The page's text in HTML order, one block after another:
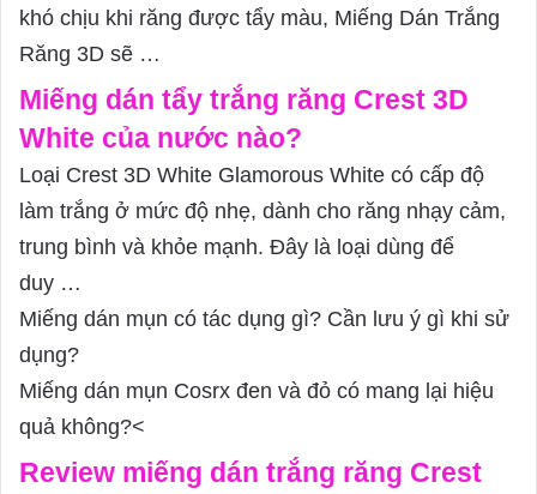
khó chịu khi răng được tẩy màu, Miếng Dán Trắng
Răng 3D sẽ …
Miếng dán tẩy trắng răng Crest 3D
White của nước nào?
Loại Crest 3D White Glamorous White có cấp độ
làm trắng ở mức độ nhẹ, dành cho răng nhạy cảm,
trung bình và khỏe mạnh. Đây là loại dùng để
duy …
Miếng dán mụn có tác dụng gì? Cần lưu ý gì khi sử
dụng?
Miếng dán mụn Cosrx đen và đỏ có mang lại hiệu
quả không?<
Review miếng dán trắng răng Crest